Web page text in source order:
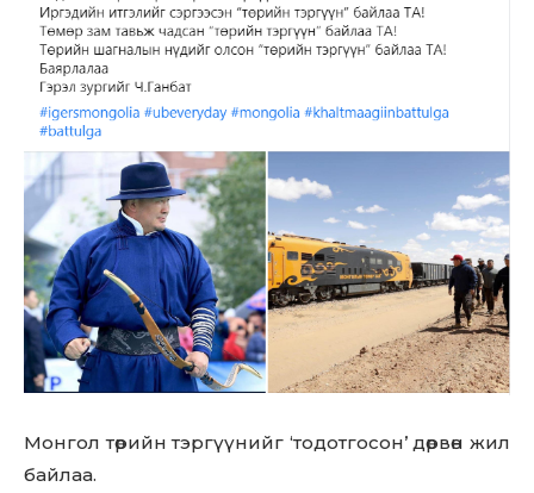
Монгол төрийн тэргүүнийг ‘тодотгосон’ дөрвөн жил
байлаа.